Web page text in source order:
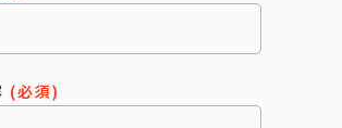
(必須)